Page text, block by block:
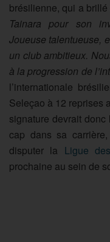
brésilienne, qui a
Tainara pour son
Joueuse talentueuse,
un club ambitieux.
à la progression de
l’internationale
Seleçao à 12 reprises
signature devrait
cap dans sa
disputer la Ligue
prochaine au sein de